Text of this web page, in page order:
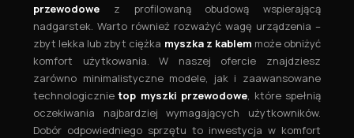
przewodowe z profilowaną obudową wspierającą
nadgarstek. Warto również rozważyć wagę urządzenia –
zbyt lekka lub zbyt ciężka myszka z kablem może obniżyć
komfort użytkowania. W naszej ofercie znajdziesz
zarówno minimalistyczne modele, jak i zaawansowane
technologicznietop myszki przewodowe, które spełnią
oczekiwania najbardziej wymagających użytkowników.
Dobór odpowiedniego sprzętu to inwestycja w komfort